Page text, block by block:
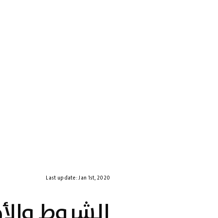
Last update: Jan 1st, 2020